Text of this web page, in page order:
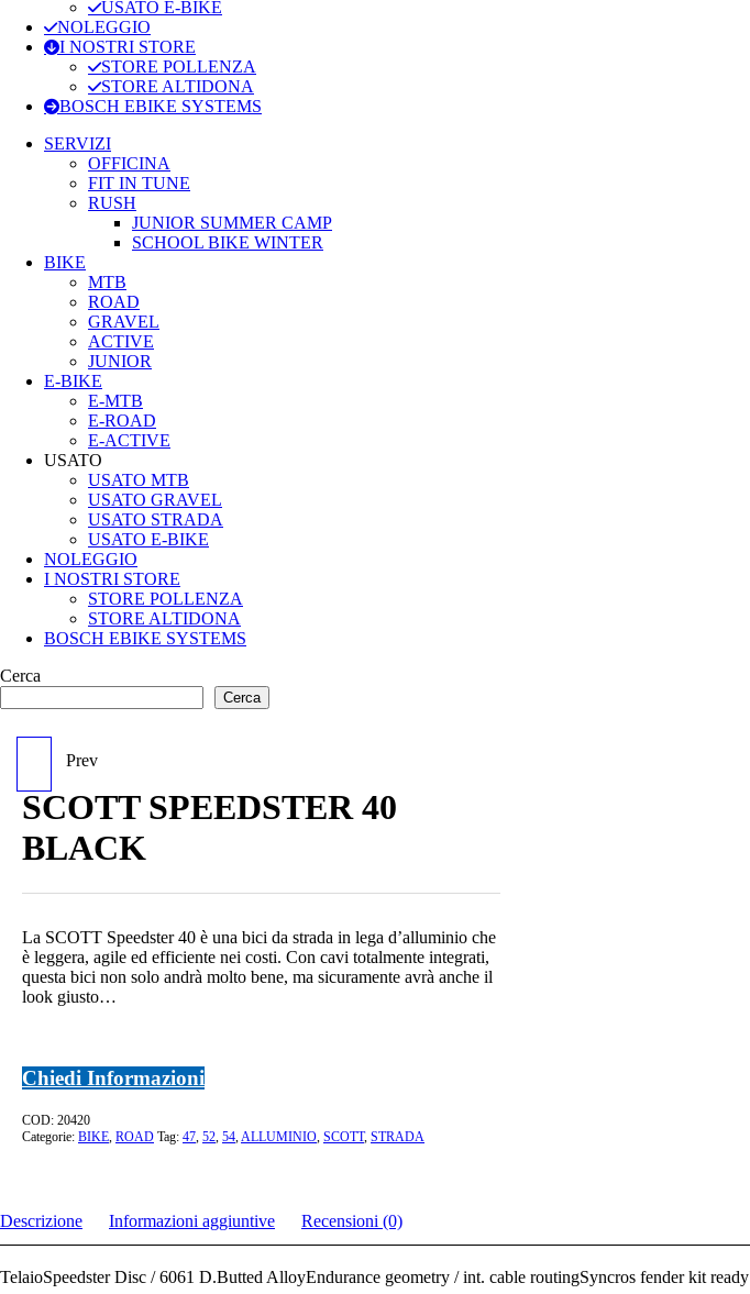
USATO E-BIKE
NOLEGGIO
I NOSTRI STORE
STORE POLLENZA
STORE ALTIDONA
BOSCH EBIKE SYSTEMS
SERVIZI
OFFICINA
FIT IN TUNE
RUSH
JUNIOR SUMMER CAMP
SCHOOL BIKE WINTER
BIKE
MTB
ROAD
GRAVEL
ACTIVE
JUNIOR
E-BIKE
E-MTB
E-ROAD
E-ACTIVE
USATO
USATO MTB
USATO GRAVEL
USATO STRADA
USATO E-BIKE
NOLEGGIO
I NOSTRI STORE
STORE POLLENZA
STORE ALTIDONA
BOSCH EBIKE SYSTEMS
Cerca
Cerca
SCOTT SPEEDSTER
GRAVEL 40 EQ
Prev
SCOTT SPEEDSTER 40
BLACK
La SCOTT Speedster 40 è una bici da strada in lega d’alluminio che
è leggera, agile ed efficiente nei costi. Con cavi totalmente integrati,
questa bici non solo andrà molto bene, ma sicuramente avrà anche il
look giusto…
Chiedi Informazioni
COD: 20420
Categorie: BIKE, ROAD Tag: 47, 52, 54,ALLUMINIO, SCOTT, STRADA
Descrizione Informazioni aggiuntive Recensioni (0)
TelaioSpeedster Disc / 6061 D.Butted AlloyEndurance geometry / int. cable routingSyncros fender kit ready